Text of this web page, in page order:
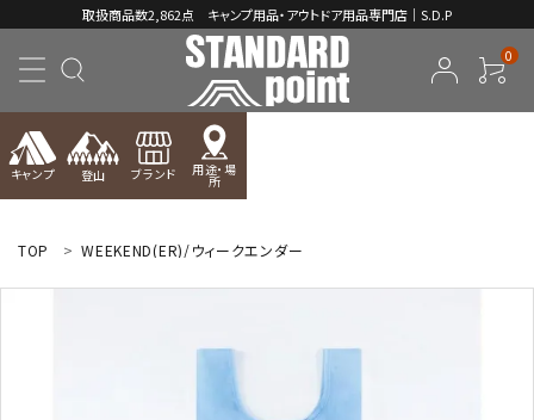
取扱商品数2,862点 キャンプ用品・アウトドア用品専門店｜S.D.P
0
キャンプ 登山 ブランド 用途・場
所
ようこそ ゲスト 様
TOP WEEKEND(ER)/ウィークエンダー